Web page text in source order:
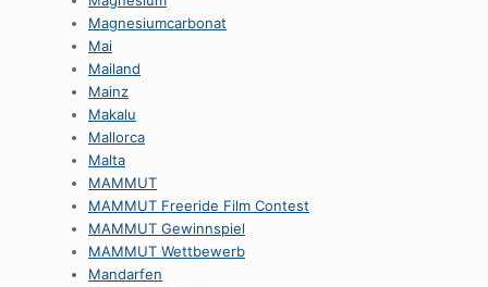
Magnesiumcarbonat
Mai
Mailand
Mainz
Makalu
Mallorca
Malta
MAMMUT
MAMMUT Freeride Film Contest
MAMMUT Gewinnspiel
MAMMUT Wettbewerb
Mandarfen